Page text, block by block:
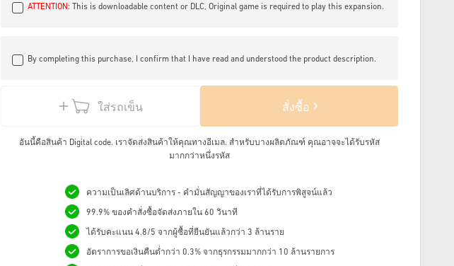
ATTENTION: This is downloadable content or DLC, Original game is required to play this expansion.
By completing this purchase, I confirm that I have read and understood the product description.
ใส่รถเข็น สั่งซื้อ
อันนี้คือสินค้า Digital code. เราจัดส่งสินค้าให้คุณทางอีเมล. สำหรับบางผลิตภัณฑ์ คุณอาจจะได้รับรหัส
มากกว่าหนึ่งรหัส
ความเป็นเลิศด้านบริการ - คำมั่นสัญญาของเราที่ได้รับการพิสูจน์แล้ว
99.9% ของคำสั่งซื้อจัดส่งภายใน 60 วินาที
ได้รับคะแนน 4.8/5 จากผู้ซื้อที่ยืนยันแล้วกว่า 3 ล้านราย
อัตราการขอเงินคืนต่ำกว่า 0.3% จากธุรกรรมมากกว่า 10 ล้านรายการ